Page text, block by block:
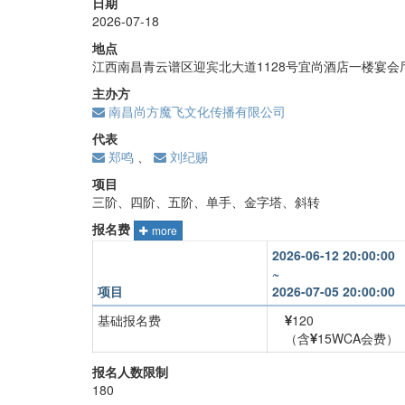
2026-07-18
地点
江西南昌青云谱区迎宾北大道1128号宜尚酒店一楼宴会
主办方
南昌尚方魔飞文化传播有限公司
代表
郑鸣
刘纪赐
项目
三阶、四阶、五阶、单手、金字塔、斜转
报名费
more
项目
2026-06-12 20:00:00
~
2026-07-05 20:00:00
基础报名费
120
（含 15WCA会费）
三阶
报名人数限制
180